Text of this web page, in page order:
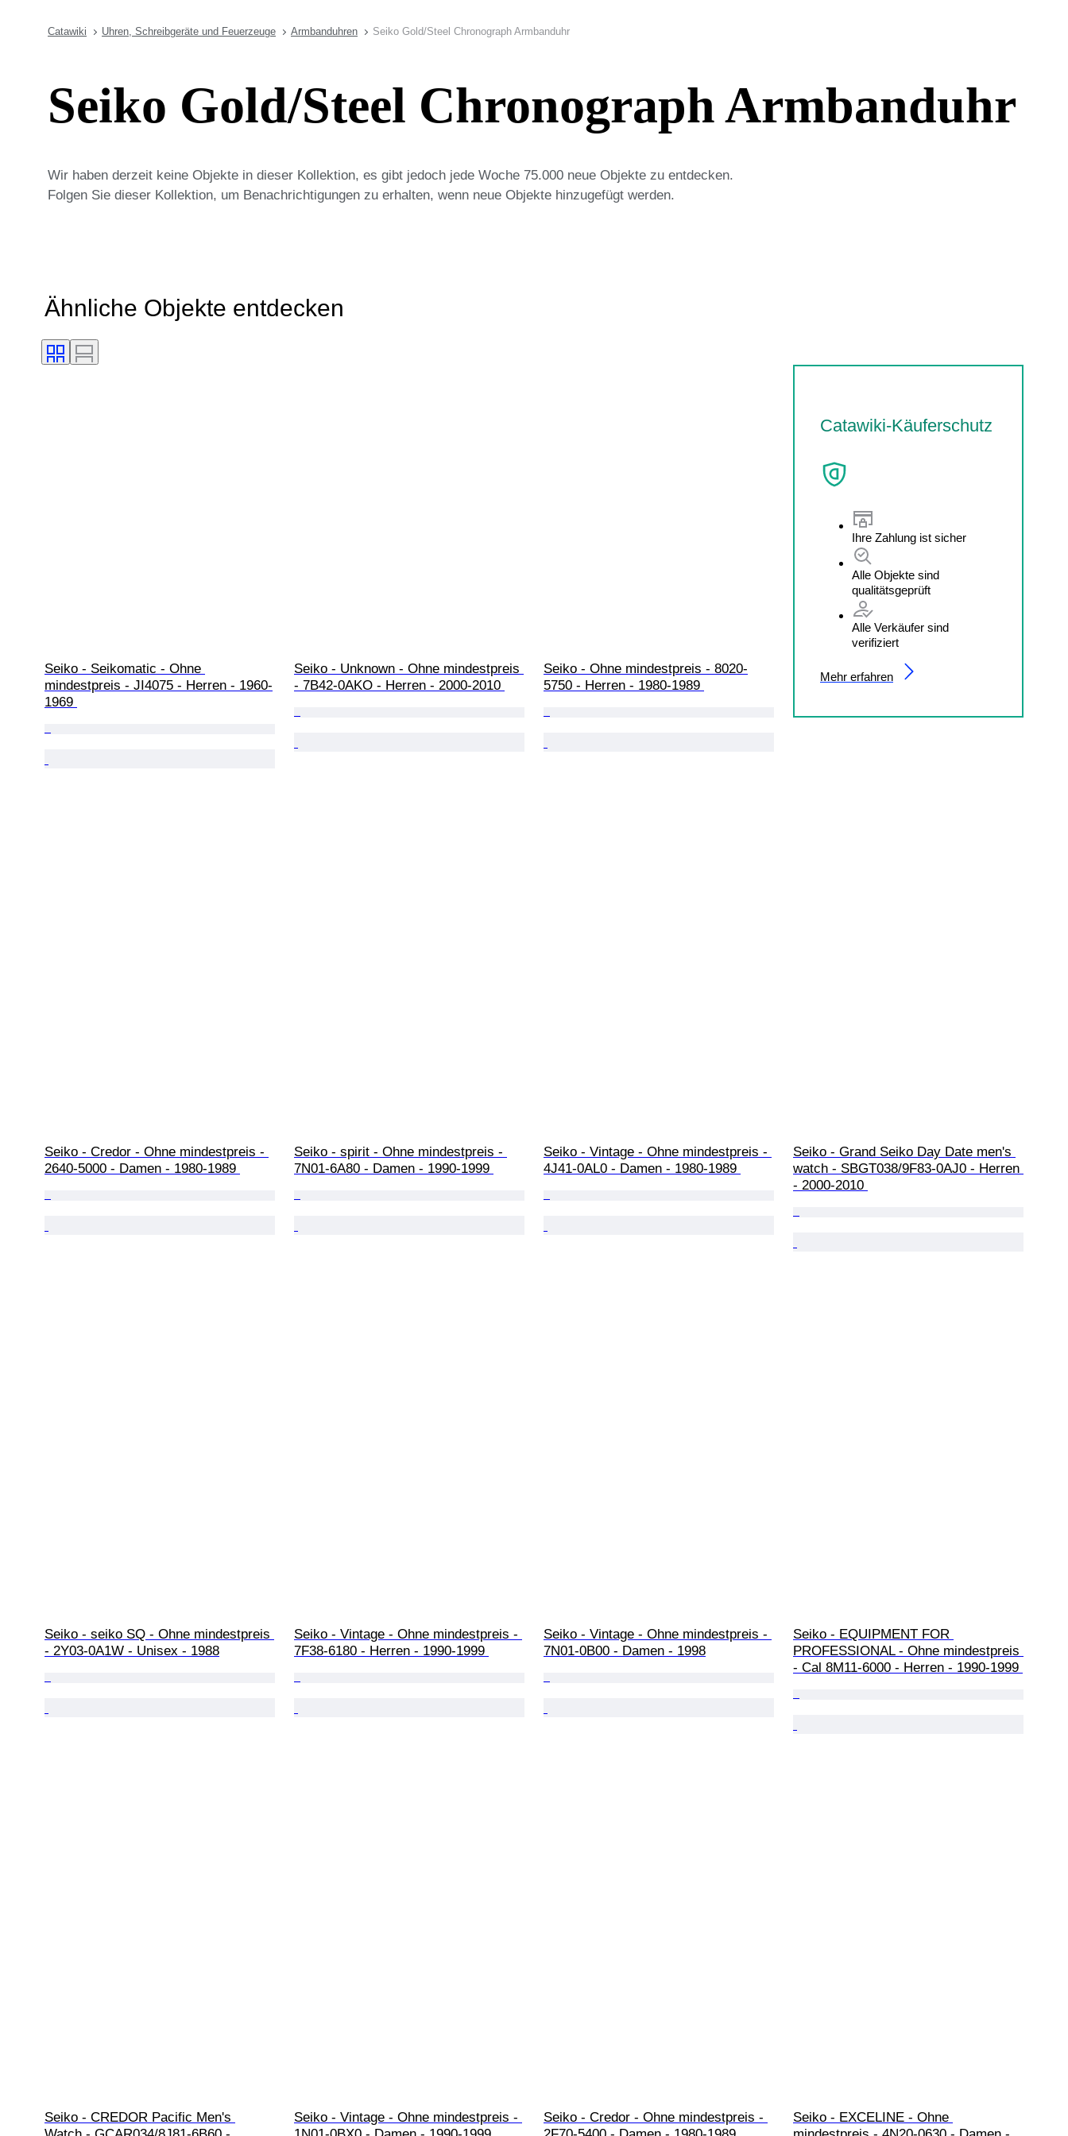
Catawiki Uhren, Schreibgeräte und Feuerzeuge Armbanduhren Seiko Gold/Steel Chronograph Armbanduhr
Seiko Gold/Steel Chronograph Armbanduhr
Wir haben derzeit keine Objekte in dieser Kollektion, es gibt jedoch jede Woche 75.000 neue Objekte zu entdecken.
Folgen Sie dieser Kollektion, um Benachrichtigungen zu erhalten, wenn neue Objekte hinzugefügt werden.
Ähnliche Objekte entdecken
Catawiki-Käuferschutz
Ihre Zahlung ist sicher
Alle Objekte sind
qualitätsgeprüft
Alle Verkäufer sind
verifiziert
Mehr erfahren
Seiko - Seikomatic - Ohne
mindestpreis - JI4075 - Herren - 1960-
1969
Seiko - Unknown - Ohne mindestpreis
- 7B42-0AKO - Herren - 2000-2010
Seiko - Ohne mindestpreis - 8020-
5750 - Herren - 1980-1989
Seiko - Credor - Ohne mindestpreis -
2640-5000 - Damen - 1980-1989
Seiko - spirit - Ohne mindestpreis -
7N01-6A80 - Damen - 1990-1999
Seiko - Vintage - Ohne mindestpreis -
4J41-0AL0 - Damen - 1980-1989
Seiko - Grand Seiko Day Date men's
watch - SBGT038/9F83-0AJ0 - Herren
- 2000-2010
Seiko - seiko SQ - Ohne mindestpreis
- 2Y03-0A1W - Unisex - 1988
Seiko - Vintage - Ohne mindestpreis -
7F38-6180 - Herren - 1990-1999
Seiko - Vintage - Ohne mindestpreis -
7N01-0B00 - Damen - 1998
Seiko - EQUIPMENT FOR
PROFESSIONAL - Ohne mindestpreis
- Cal 8M11-6000 - Herren - 1990-1999
Seiko - CREDOR Pacific Men's
Seiko - Vintage - Ohne mindestpreis -
Seiko - Credor - Ohne mindestpreis -
Seiko - EXCELINE - Ohne